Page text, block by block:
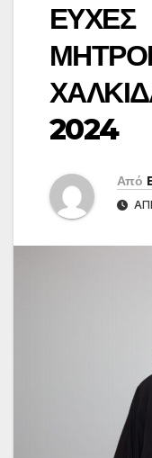
ΕΥΧΕΣ
2024
Από